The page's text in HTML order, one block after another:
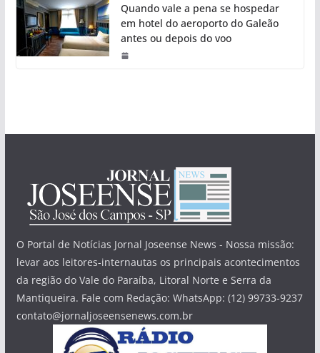
Quando vale a pena se hospedar
em hotel do aeroporto do Galeão
antes ou depois do voo
O Portal de Notícias Jornal Joseense News - Nossa missão:
levar aos leitores-internautas os principais acontecimentos
da região do Vale do Paraíba, Litoral Norte e Serra da
Mantiqueira. Fale com Redação: WhatsApp: (12) 99733-9237
contato@jornaljoseensenews.com.br